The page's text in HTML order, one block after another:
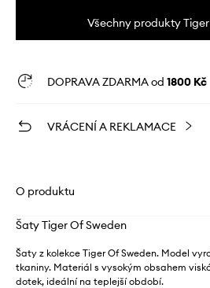
Všechny produkty
DOPRAVA ZDARMA od 1800 Kč
VRÁCENÍ A REKLAMACE
O produktu
Šaty Tiger Of Sweden
Šaty z kolekce Tiger Of Sweden. Model
tkaniny. Materiál s vysokým obsahem
dotek, ideální na teplejší období.